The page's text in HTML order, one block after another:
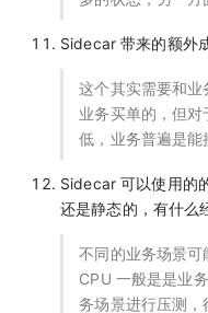
Sidecar 带来的额外
这个其实需要和
业务买单的，但
低，业务普遍是能
Sidecar 可以使用的
还是静态的，有什么
不同的业务场景可
CPU 一般是是业
务场景进行压测，